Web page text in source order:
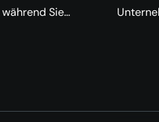
Sie…